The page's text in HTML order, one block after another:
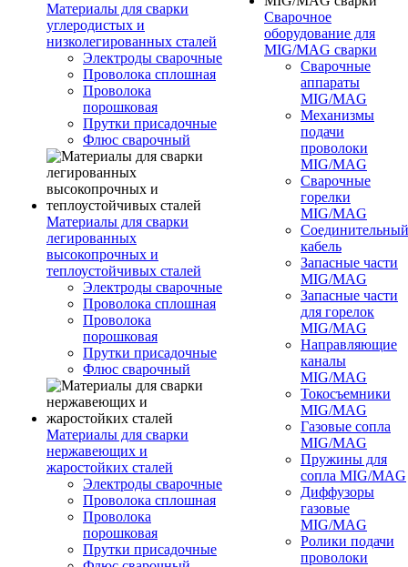
Материалы для сварки
углеродистых и
низколегированных сталей
Электроды сварочные
Проволока сплошная
Проволока
порошковая
Прутки присадочные
Флюс сварочный
Материалы для сварки
легированных
высокопрочных и
теплоустойчивых сталей
Электроды сварочные
Проволока сплошная
Проволока
порошковая
Прутки присадочные
Флюс сварочный
Материалы для сварки
нержавеющих и
жаростойких сталей
Электроды сварочные
Проволока сплошная
Проволока
порошковая
Прутки присадочные
Сварочное
оборудование для
MIG/MAG сварки
Сварочные
аппараты
MIG/MAG
Механизмы
подачи
проволоки
MIG/MAG
Сварочные
горелки
MIG/MAG
Соединительный
кабель
Запасные части
MIG/MAG
Запасные части
для горелок
MIG/MAG
Направляющие
каналы
MIG/MAG
Токосъемники
MIG/MAG
Газовые сопла
MIG/MAG
Пружины для
сопла MIG/MAG
Диффузоры
газовые
MIG/MAG
Ролики подачи
проволоки